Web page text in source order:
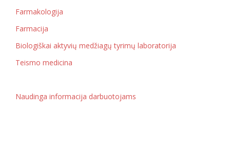
Farmakologija
Farmacija
Biologiškai aktyvių medžiagų tyrimų laboratorija
Teismo medicina
Naudinga informacija darbuotojams